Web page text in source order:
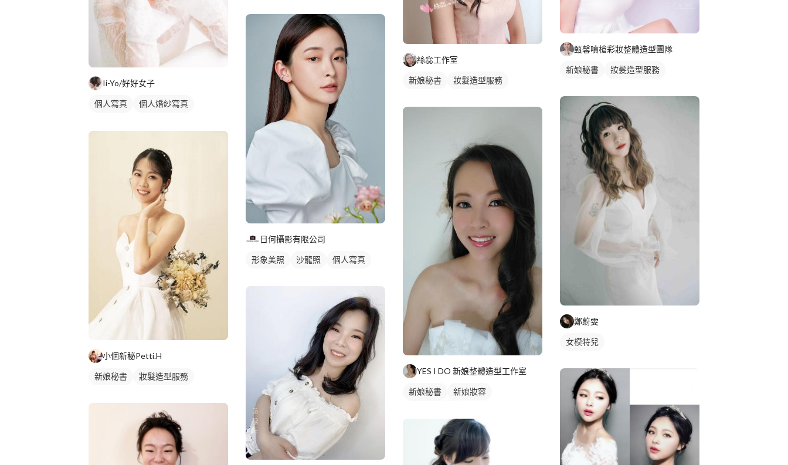
Ii-Yo/好好女子
個人寫真
個人婚紗寫真
小個新秘Petti.H
新娘秘書 妝髮造型服務
日何攝影有限公司
形象美照 沙龍照 個人寫真
絲惢工作室
新娘秘書 妝髮造型服務
YES I DO 新娘整體造型工作室
新娘秘書
新娘妝容
甄馨噴槍彩妝整體造型團隊
新娘秘書 妝髮造型服務
鄭蔚雯
女模特兒